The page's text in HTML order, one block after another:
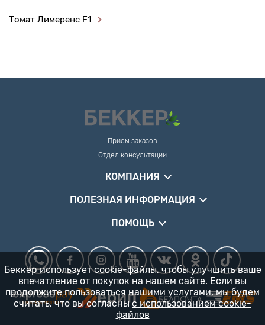
Томат Лимеренс F1
Прием заказов
Отдел консультации
КОМПАНИЯ
ПОЛЕЗНАЯ ИНФОРМАЦИЯ
ПОМОЩЬ
Беккер использует cookie-файлы, чтобы улучшить ваше
впечатление от покупок на нашем сайте. Если вы
продолжите пользоваться нашими услугами, мы будем
считать, что вы согласны с использованием cookie-
файлов